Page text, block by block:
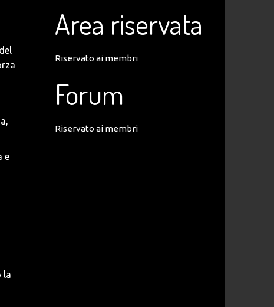
e
la
Area riservata
Riservato ai membri
Forum
Riservato ai membri